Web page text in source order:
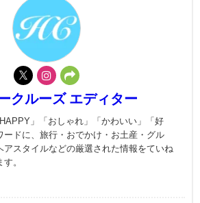
クルーズ エディター
」「おしゃれ」「かわいい」「好
ードに、旅行・おでかけ・お土産・グル
アスタイルなどの厳選された情報をていね
。